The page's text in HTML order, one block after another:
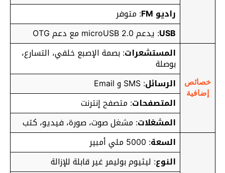
راديو FM
: متوفر
USB: يدعم microUSB 2.0 مع دعم OTG
خصائص
إضافية
المستشعرات: بصمة الإصبع خلفي، التسارع،
بوصلة
الرسائل: SMS و Email
المتصفحات: متصفح إنترنت
المشغلات: مشغل صوت، صورة، فيديو، كتب
السعة: 5000 ملي أمبير
النوع: ليثيوم بوليمر غير قابلة للإزالة